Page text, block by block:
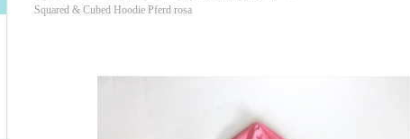
Squared & Cubed Hoodie Pferd rosa